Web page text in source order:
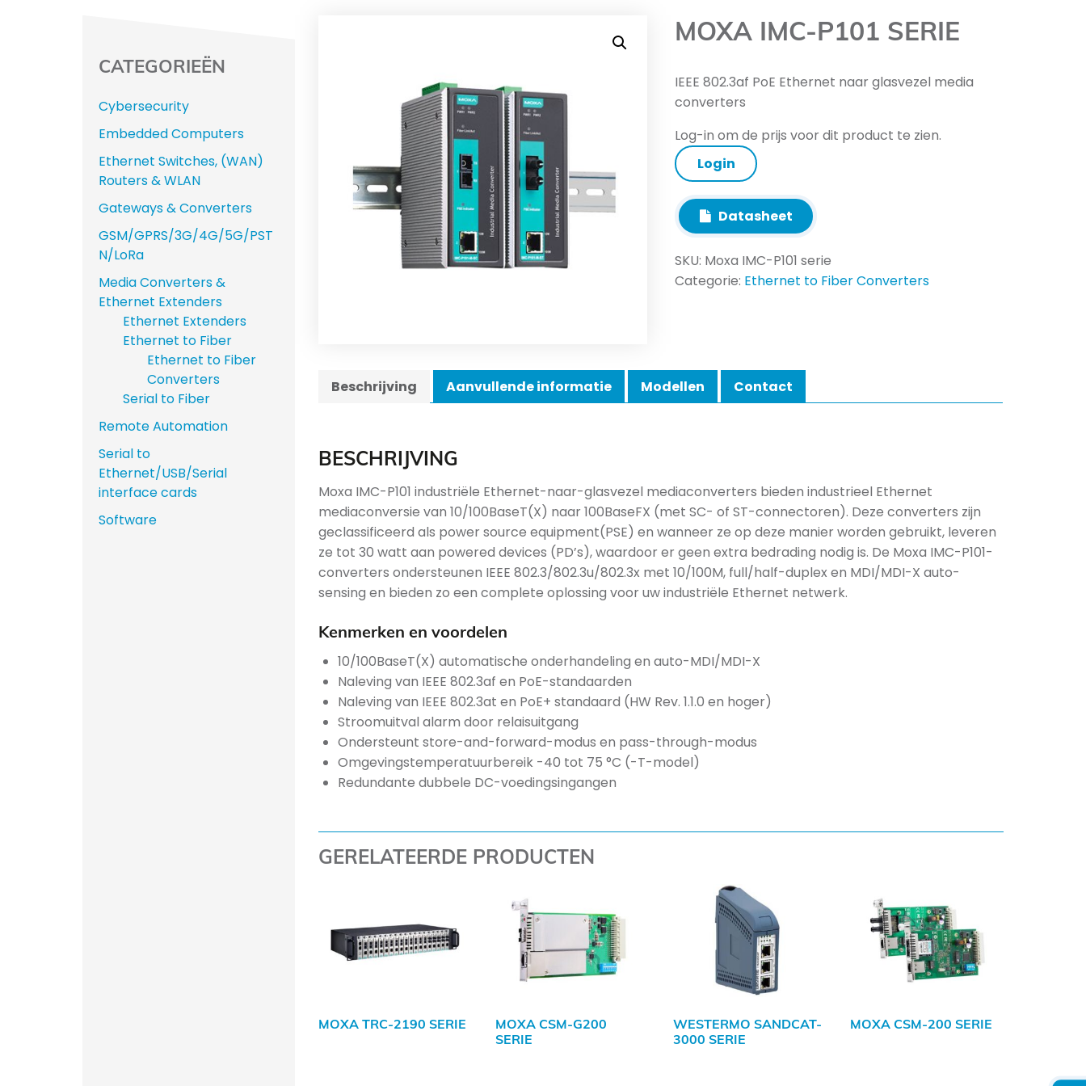
MOXA IMC-P101 SERIE
IEEE 802.3af PoE Ethernet naar glasvezel media
converters
Log-in om de prijs voor dit product te zien.
Login
Datasheet
SKU: Moxa IMC-P101 serie
Categorie: Ethernet to Fiber Converters
Beschrijving Aanvullende informatie Modellen Contact
BESCHRIJVING
Moxa IMC-P101 industriële Ethernet-naar-glasvezel mediaconverters bieden industrieel Ethernet
mediaconversie van 10/100BaseT(X) naar 100BaseFX (met SC- of ST-connectoren). Deze converters zijn
geclassificeerd als power source equipment(PSE) en wanneer ze op deze manier worden gebruikt, leveren
ze tot 30 watt aan powered devices (PD’s), waardoor er geen extra bedrading nodig is. De Moxa IMC-P101-
converters ondersteunen IEEE 802.3/802.3u/802.3x met 10/100M, full/half-duplex en MDI/MDI-X auto-
sensing en bieden zo een complete oplossing voor uw industriële Ethernet netwerk.
Kenmerken en voordelen
10/100BaseT(X) automatische onderhandeling en auto-MDI/MDI-X
Naleving van IEEE 802.3af en PoE-standaarden
Naleving van IEEE 802.3at en PoE+ standaard (HW Rev. 1.1.0 en hoger)
Stroomuitval alarm door relaisuitgang
Ondersteunt store-and-forward-modus en pass-through-modus
Omgevingstemperatuurbereik -40 tot 75 °C (-T-model)
Redundante dubbele DC-voedingsingangen
GERELATEERDE PRODUCTEN
MOXA TRC-2190 SERIE
MOXA CSM-G200
SERIE
WESTERMO SANDCAT-
3000 SERIE
MOXA CSM-200 SERIE
CATEGORIEËN
Cybersecurity
Embedded Computers
Ethernet Switches, (WAN)
Routers & WLAN
Gateways & Converters
GSM/GPRS/3G/4G/5G/PST
N/LoRa
Media Converters &
Ethernet Extenders
Ethernet Extenders
Ethernet to Fiber
Ethernet to Fiber
Converters
Serial to Fiber
Remote Automation
Serial to
Ethernet/USB/Serial
interface cards
Software